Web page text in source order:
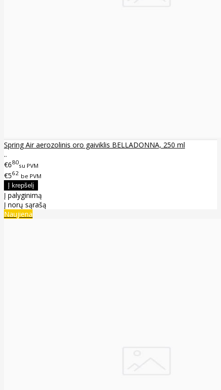
Spring Air aerozolinis oro gaiviklis BELLADONNA, 250 ml
..
€680su PVM
€562 be PVM
Į palyginimą
Į norų sąrašą
Naujiena